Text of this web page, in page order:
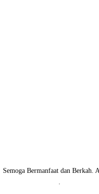
Semoga Bermanfaat dan Berkah.